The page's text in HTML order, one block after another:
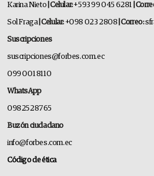
Karina Nieto | Celular:+593 99 045 6281 |
Sol Fraga| Celular:+098 023 2808 | Correo:
Suscripciones
suscripciones@forbes.com.ec
099 001 8110
WhatsApp
0982528765
Buzón ciudadano
info@forbes.com.ec
Código de ética